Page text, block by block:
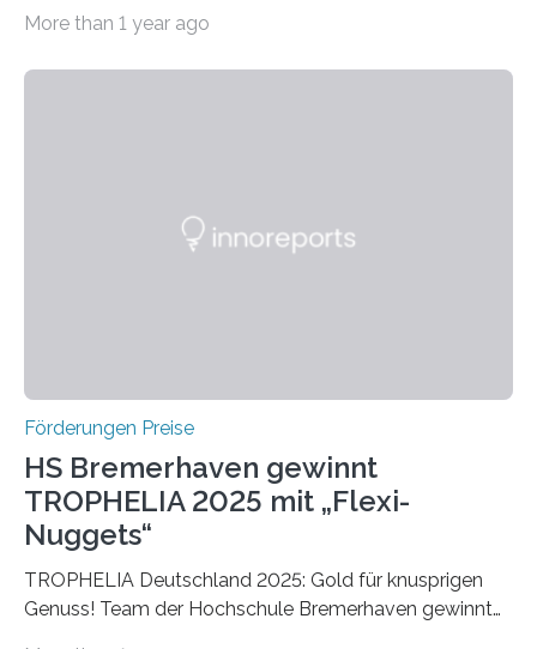
Leben gerufen, um die bemerkenswertesten
Foundation, des BIAL Award in Biomedicine ist in
More than 1 year ago
Förderungen Preise
HS Bremerhaven gewinnt
TROPHELIA 2025 mit „Flexi-
Nuggets“
TROPHELIA Deutschland 2025: Gold für knusprigen
Genuss! Team der Hochschule Bremerhaven gewinnt